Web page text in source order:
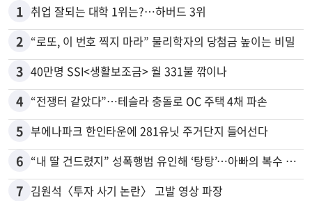
1 취업 잘되는 대학 1위는?…하버드 3위
2 “로또, 이 번호 찍지 마라” 물리학자의 당첨금 높이는 비밀
3 40만명 SSI<생활보조금> 월 331불 깎이나
4 “전쟁터 같았다”…테슬라 충돌로 OC 주택 4채 파손
5 부에나파크 한인타운에 281유닛 주거단지 들어선다
6 “내 딸 건드렸지” 성폭행범 유인해 ‘탕탕’…아빠의 복수 결말
7 김원석〈투자 사기 논란〉 고발 영상 파장